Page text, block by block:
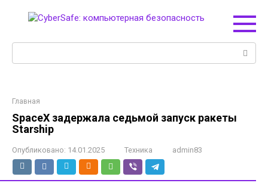
Главная
SpaceX задержала седьмой запуск ракеты
Starship
Опубликовано: 14.01.2025 Техника admin83